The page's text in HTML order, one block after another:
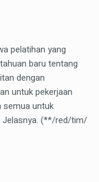
pelatihan yang
baru tentang
dengan
untuk pekerjaan
semua untuk
Jelasnya. (**/red/tim/